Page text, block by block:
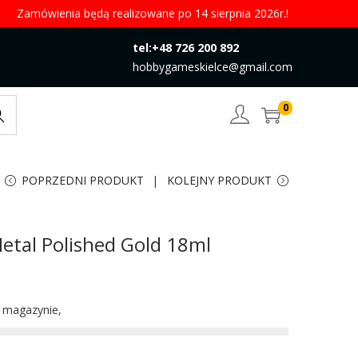
Zamówienia będą realizowane po 14 sierpnia 2026r.!
tel:+48 726 200 892
hobbygameskielce@gmail.com
0
POPRZEDNI PRODUKT KOLEJNY PRODUKT
Polished Gold 18ml